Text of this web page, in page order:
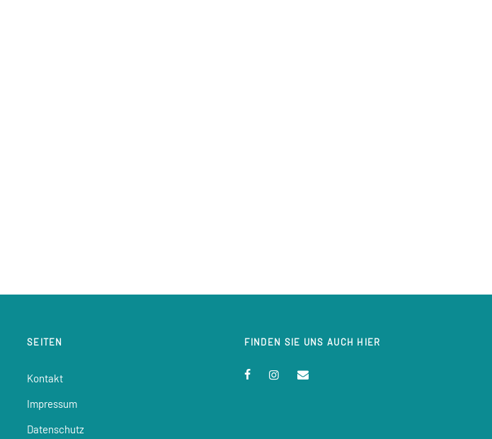
SEITEN
Kontakt
Impressum
Datenschutz
FINDEN SIE UNS AUCH HIER